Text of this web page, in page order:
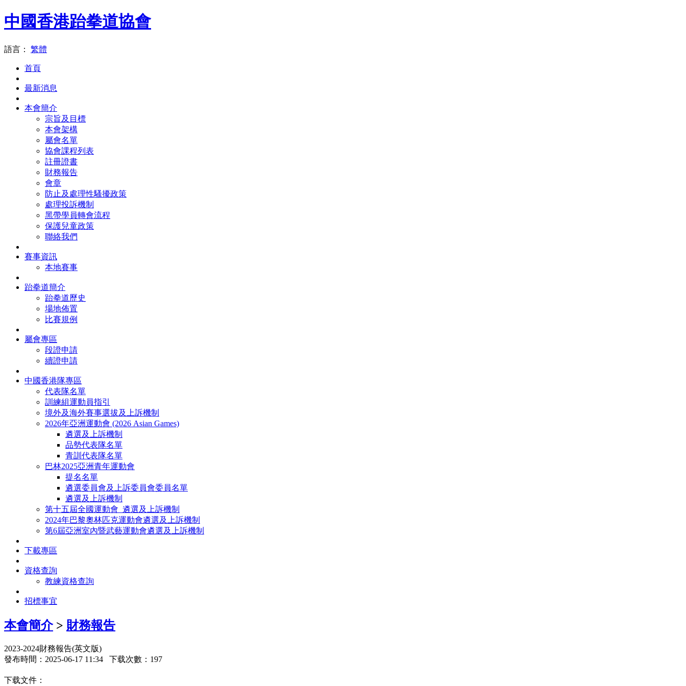
中國香港跆拳道協會
語言： 繁體
首頁
最新消息
本會簡介
宗旨及目標
本會架構
屬會名單
協會課程列表
註冊證書
財務報告
會章
防止及處理性騷擾政策
處理投訴機制
黑帶學員轉會流程
保護兒童政策
聯絡我們
賽事資訊
本地賽事
跆拳道簡介
跆拳道歷史
場地佈置
比賽規例
屬會專區
段證申請
續證申請
中國香港隊專區
代表隊名單
訓練組運動員指引
境外及海外賽事選拔及上訴機制
2026年亞洲運動會 (2026 Asian Games)
遴選及上訴機制
品勢代表隊名單
青訓代表隊名單
巴林2025亞洲青年運動會
提名名單
遴選委員會及上訴委員會委員名單
遴選及上訴機制
第十五屆全國運動會_遴選及上訴機制
2024年巴黎奧林匹克運動會遴選及上訴機制
第6屆亞洲室內暨武藝運動會遴選及上訴機制
下載專區
資格查詢
教練資格查詢
招標事宜
本會簡介> 財務報告
2023-2024財務報告(英文版)
發布時間：2025-06-17 11:34 下载次數：197
下载文件：